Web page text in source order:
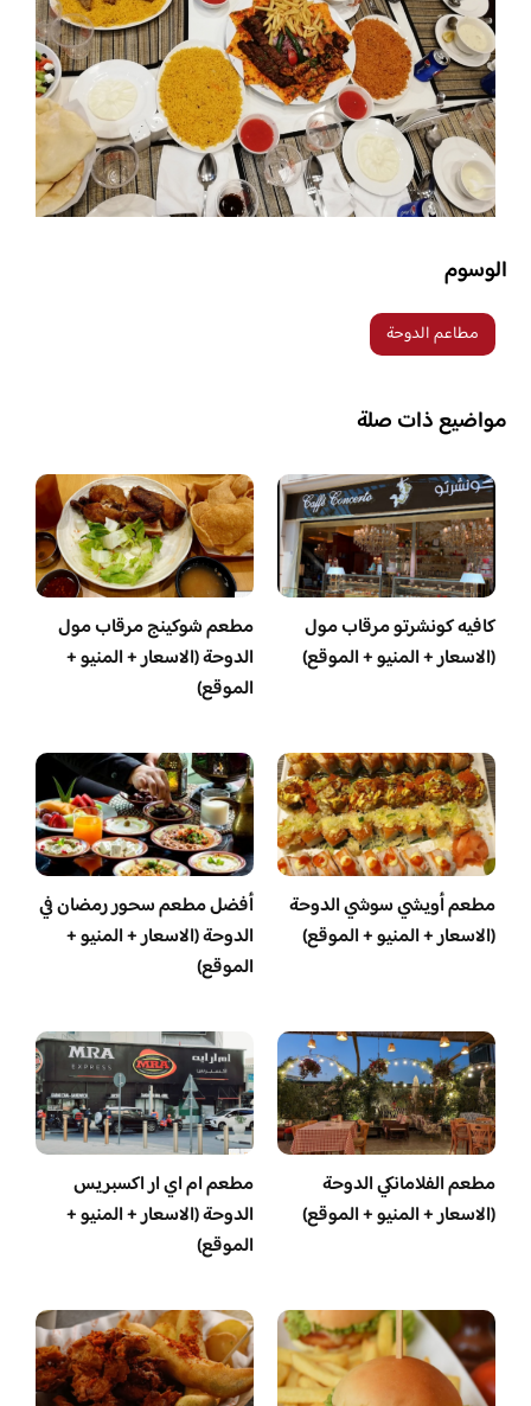
الوسوم
مطاعم الدوحة
مواضيع ذات صلة
كافيه كونشرتو مرقاب مول
(الاسعار + المنيو + الموقع)
مطعم شوكينج مرقاب مول
الدوحة (الاسعار + المنيو +
الموقع)
مطعم أويشي سوشي الدوحة
(الاسعار + المنيو + الموقع)
أفضل مطعم سحور رمضان في
الدوحة (الاسعار + المنيو +
الموقع)
مطعم الفلامانكي الدوحة
(الاسعار + المنيو + الموقع)
مطعم ام اي ار اكسبريس
الدوحة (الاسعار + المنيو +
الموقع)